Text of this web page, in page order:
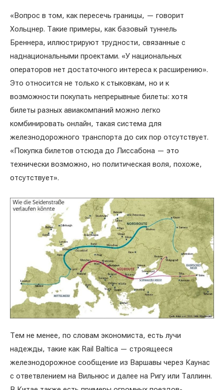
«Вопрос в том, как пересечь границы, — говорит
Хольцнер. Такие примеры, как базовый туннель
Бреннера, иллюстрируют трудности, связанные с
наднациональными проектами. «У национальных
операторов нет достаточного интереса к расширению».
Это относится не только к стыковкам, но и к
возможности покупать непрерывные билеты: хотя
билеты разных авиакомпаний можно легко
комбинировать онлайн, такая система для
железнодорожного транспорта до сих пор отсутствует.
«Покупка билетов отсюда до Лиссабона — это
технически возможно, но политическая воля, похоже,
отсутствует».
Тем не менее, по словам экономиста, есть лучи
надежды, такие как Rail Baltica — строящееся
железнодорожное сообщение из Варшавы через Каунас
с ответвлением на Вильнюс и далее на Ригу или Таллинн.